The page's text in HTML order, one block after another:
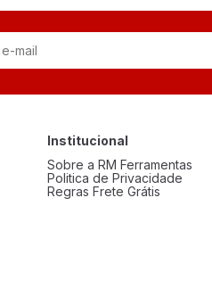
Institucional
Sobre a RM Ferramentas
Politica de Privacidade
Regras Frete Grátis